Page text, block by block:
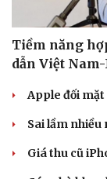
Tiềm năng
dẫn Việt
Apple đối mặt
Sai lầm nhiều
Giá thu cũ